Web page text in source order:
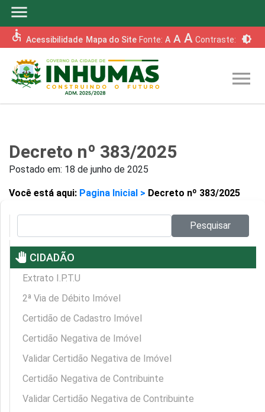
menu
accessible Acessibilidade Mapa do Site Fonte: A A A Contraste: brightness_6
menu
Decreto nº 383/2025
Postado em: 18 de junho de 2025
Você está aqui: Pagina Inicial > Decreto nº 383/2025
Pesquisar
pan_tool CIDADÃO
Extrato I.P.T.U
2ª Via de Débito Imóvel
Certidão de Cadastro Imóvel
Certidão Negativa de Imóvel
Validar Certidão Negativa de Imóvel
Certidão Negativa de Contribuinte
Validar Certidão Negativa de Contribuinte